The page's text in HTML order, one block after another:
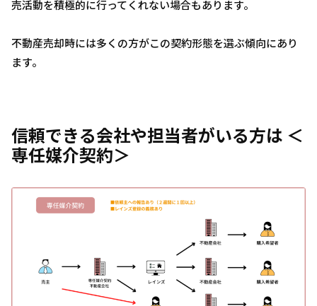
売活動を積極的に行ってくれない場合もあります。
不動産売却時には多くの方がこの契約形態を選ぶ傾向にあり
ます。
信頼できる会社や担当者がいる方は ＜
専任媒介契約＞